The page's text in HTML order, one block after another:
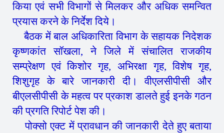
किया एवं सभी विभागों से मिलकर और अधिक समन्वित
प्रयास करने के निर्देश दिये।
बैठक में बाल अधिकारिता विभाग के सहायक निदेशक
कृष्णकांत सॉखला, ने जिले में संचालित राजकीय
सम्प्रेक्षण एवं किशोर गृह, अभिरक्षा गृह, विशेष गृह,
शिशुगृह के बारे जानकारी दी। वीएलसीपीसी और
बीएलसीपीसी के महत्व पर प्रकाश डालते हुई इनके गठन
की प्रगति रिपोर्ट पेश की।
पोक्सो एक्ट में प्रावधान की जानकारी देते हुए बताया